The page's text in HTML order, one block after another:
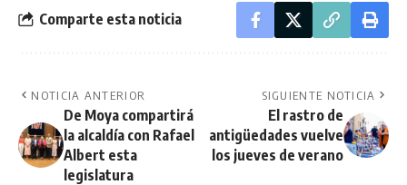
Comparte esta noticia
NOTICIA ANTERIOR
De Moya compartirá
la alcaldía con Rafael
Albert esta
legislatura
SIGUIENTE NOTICIA
El rastro de
antigüedades vuelve
los jueves de verano